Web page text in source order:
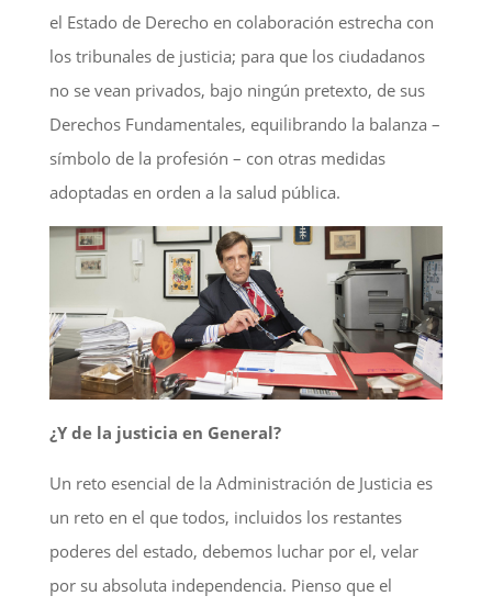
el Estado de Derecho en colaboración estrecha con
los tribunales de justicia; para que los ciudadanos
no se vean privados, bajo ningún pretexto, de sus
Derechos Fundamentales, equilibrando la balanza –
símbolo de la profesión – con otras medidas
adoptadas en orden a la salud pública.
¿Y de la justicia en General?
Un reto esencial de la Administración de Justicia es
un reto en el que todos, incluidos los restantes
poderes del estado, debemos luchar por el, velar
por su absoluta independencia. Pienso que el